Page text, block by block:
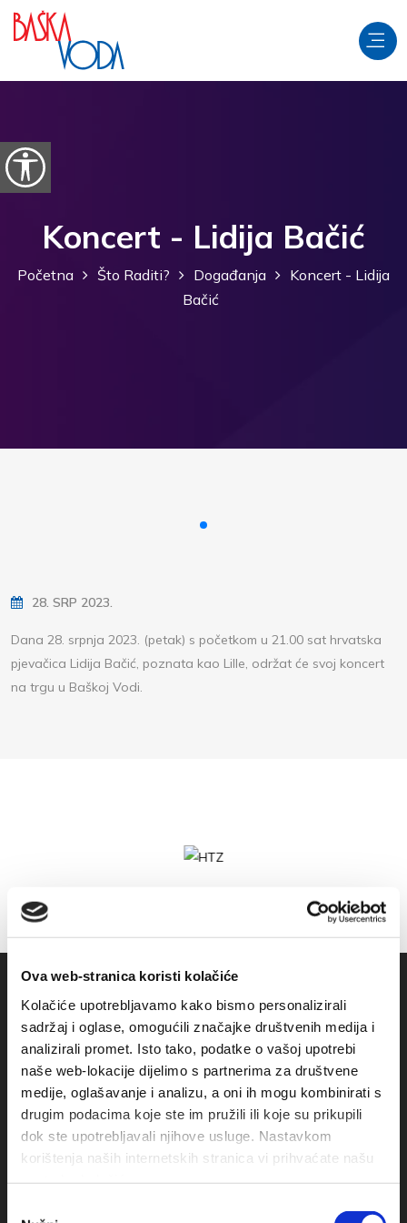
Ova web-stranica koristi kolačiće
Kolačiće upotrebljavamo kako bismo personalizirali
sadržaj i oglase, omogućili značajke društvenih medija i
analizirali promet. Isto tako, podatke o vašoj upotrebi
naše web-lokacije dijelimo s partnerima za društvene
medije, oglašavanje i analizu, a oni ih mogu kombinirati s
drugim podacima koje ste im pružili ili koje su prikupili
dok ste upotrebljavali njihove usluge. Nastavkom
korištenja naših internetskih stranica vi prihvaćate našu
Preskoči na sadržaj
Prikaži postavke pristupačnosti
Koncert - Lidija Bačić
Početna Što Raditi? Događanja
Koncert - Lidija
Bačić
28. SRP 2023.
Dana 28. srpnja 2023. (petak) s početkom u 21.00 sat hrvatska
pjevačica Lidija Bačić, poznata kao Lille, održat će svoj koncert
na trgu u Baškoj Vodi.
Obala sv. Nikole 31, Baška Voda
+385(0)21 620713